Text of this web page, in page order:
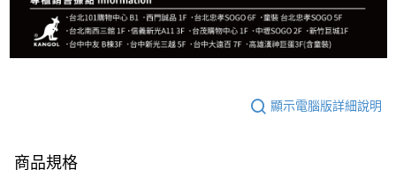
顯示電腦版詳細說明
商品規格